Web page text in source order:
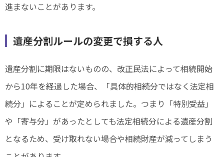
進まないことがあります。
遺産分割ルールの変更で損する人
遺産分割に期限はないものの、改正民法によって相続開始
から10年を経過した場合、「具体的相続分ではなく法定相
続分」によることが定められました。つまり「特別受益」
や「寄与分」があったとしても法定相続分による遺産分割
となるため、受け取れない場合や相続財産が減ってしまう